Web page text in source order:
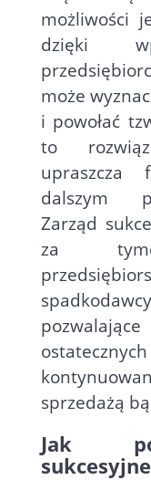
możliwości
dzięki
może
i powołać
to
upraszcza
dalszym
Zarząd
za
sprzedażą
Jak